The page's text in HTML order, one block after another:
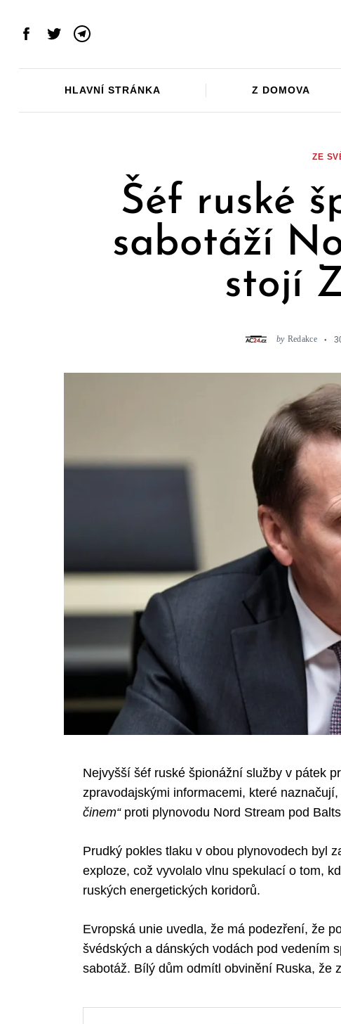
Facebook
TwitterTelegram
HLAVNÍ STRÁNKA Z DOMOVA
ZE
Šéf ruské
sabotáží
stojí
by Redakce
Nejvyšší šéf ruské špionážní služby v pátek
zpravodajskými informacemi, které
činem“proti plynovodu Nord Stream pod
Prudký pokles tlaku v obou plynovodech byl
exploze, což vyvolalo vlnu spekulací o tom,
ruských energetických koridorů.
Evropská unie uvedla, že má podezření, že
švédských a dánských vodách pod vedením
sabotáž. Bílý dům odmítl obvinění Ruska, že